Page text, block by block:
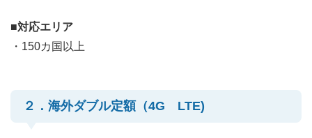
■対応エリア
・150カ国以上
２．海外ダブル定額（4G LTE)